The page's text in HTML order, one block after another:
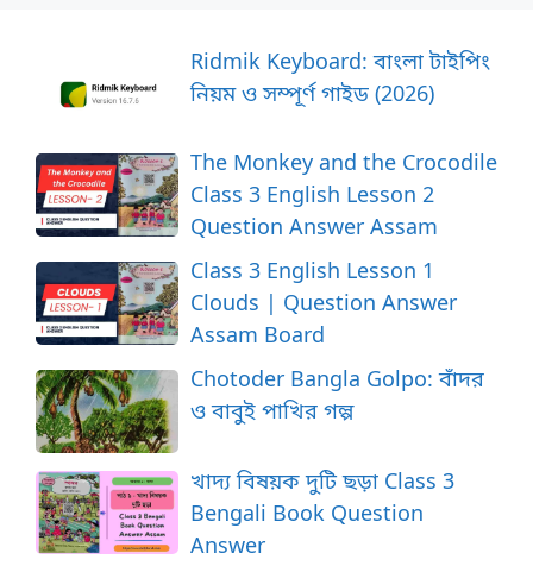
Ridmik Keyboard: বাংলা টাইপিং
নিয়ম ও সম্পূর্ণ গাইড (2026)
The Monkey and the Crocodile
Class 3 English Lesson 2
Question Answer Assam
Class 3 English Lesson 1
Clouds | Question Answer
Assam Board
Chotoder Bangla Golpo: বাঁদর
ও বাবুই পাখির গল্প
খাদ্য বিষয়ক দুটি ছড়া Class 3
Bengali Book Question
Answer